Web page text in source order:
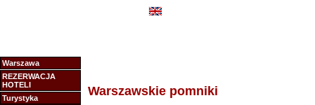
Warszawa
REZERWACJA
HOTELI
Turystyka
Warszawskie pomniki